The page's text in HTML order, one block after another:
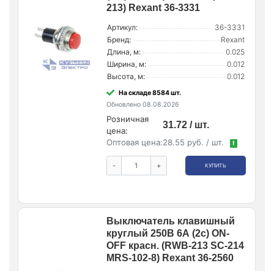
213) Rexant 36-3331
Артикул:
36-3331
Бренд:
Rexant
Длина, м:
0.025
Ширина, м:
0.012
Высота, м:
0.012
На складе 8584 шт.
Обновлено 08.08.2026
Розничная
цена:
31.72 / шт.
Оптовая цена:28.55 руб. / шт. !
- + КУПИТЬ
Выключатель клавишный
круглый 250В 6А (2с) ON-
OFF красн. (RWB-213 SC-214
MRS-102-8) Rexant 36-2560